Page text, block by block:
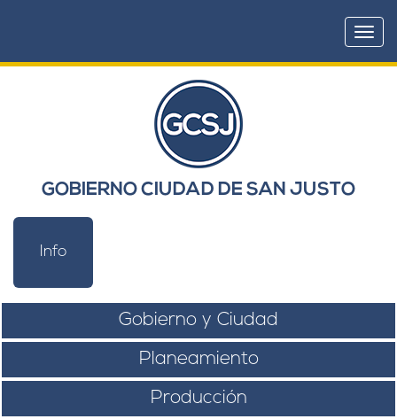
GOBIERNO CIUDAD DE SAN JUSTO
Info
Gobierno y Ciudad
Planeamiento
Producción